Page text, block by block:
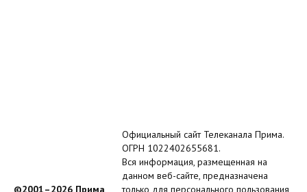
©2001–2026 Прима
Официальный сайт Телеканала Прима.
ОГРН 1022402655681.
Вся информация, размещенная на
данном веб-сайте, предназначена
только для персонального пользования